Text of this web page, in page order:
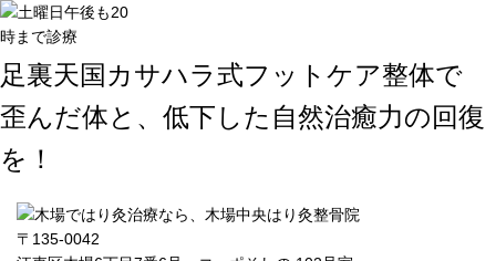
足裏天国カサハラ式フットケア整体で
歪んだ体と、低下した自然治癒力の回復
を！
〒135-0042